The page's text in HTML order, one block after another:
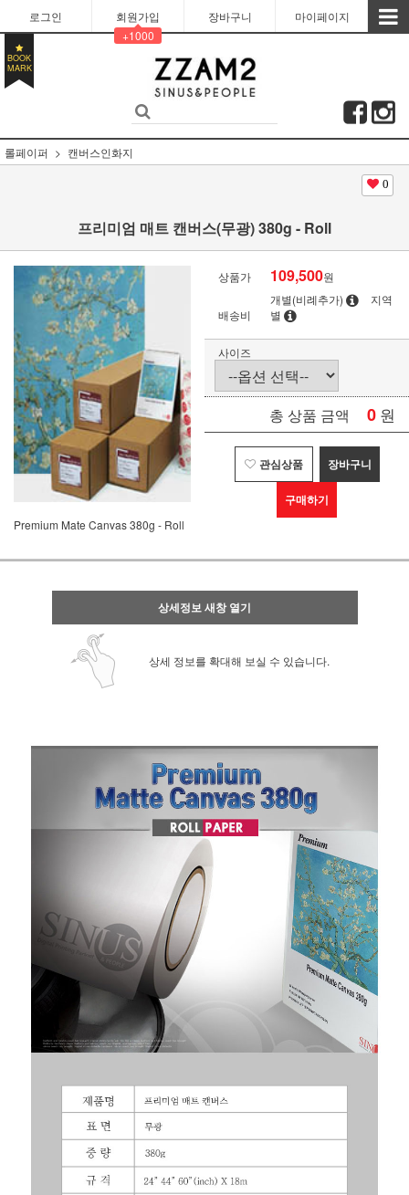
로그인
회원가입
+1000
장바구니 마이페이지
BOOK
MARK
롤페이퍼 캔버스인화지
0
프리미엄 매트 캔버스(무광) 380g - Roll
Premium Mate Canvas 380g - Roll
상품가 109,500원
배송비
개별(비례추가)
지역
별
사이즈
총 상품 금액 0 원
관심상품 장바구니
구매하기
상세정보 새창 열기
상세 정보를 확대해 보실 수 있습니다.